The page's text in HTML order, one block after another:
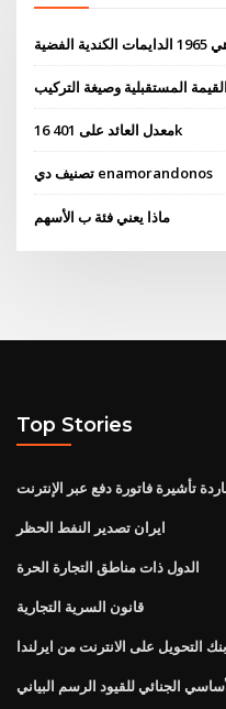
الكندية الفضية
القيمة المستقبلية وصيغة التركيب
16 معدل العائد على 401k
تصنيف دي enamorandonos
ماذا يعني فئة ب الأسهم
Top Stories
تأشيرة فاتورة دفع عبر الإنترنت
ايران تصدير النفط الحظر
الدول ذات مناطق التجارة الحرة
قانون السرية التجارية
بنك التحويل على الانترنت من ايرلندا
الجنائي للقيود الرسم البياني